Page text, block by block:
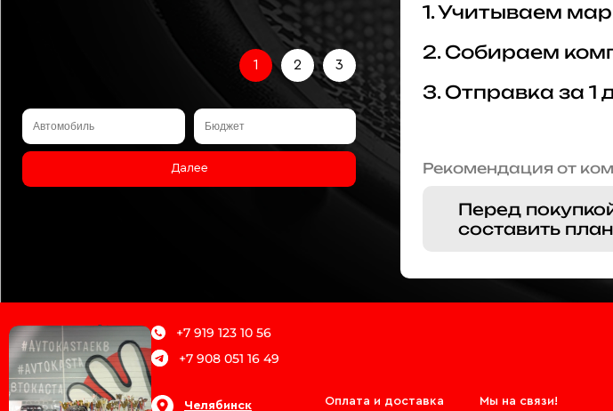
1 2 3
Далее
1. Учитываем
2. Собираем
3. Отправка за 1
Рекомендация от
Перед
составить
+7 919 123 10 56
+7 908 051 16 49
Челябинск
О магазине Оплата и доставка Мы на связи!